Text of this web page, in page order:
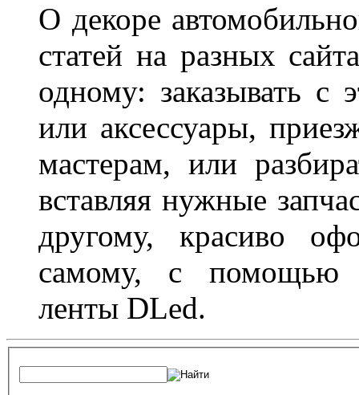
О декоре
статей на разных
одному: заказывать с
или аксессуары,
мастерам, или
вставляя нужные
другому, красиво
самому, с помощью
ленты DLed.